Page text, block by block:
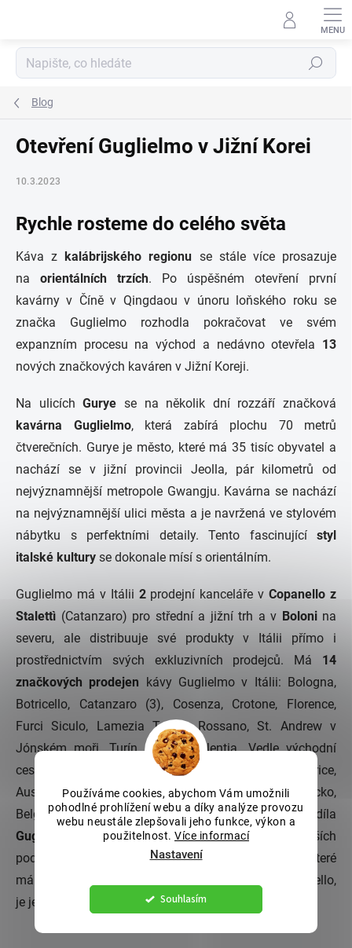
Používáme cookies, abychom Vám umožnili
pohodlné prohlížení webu a díky analýze provozu
webu neustále zlepšovali jeho funkce, výkon a
použitelnost. Více informací
Nastavení
Souhlasím
Hledat
Blog
Otevření Guglielmo v Jižní Korei
10.3.2023
Rychle rosteme do celého světa
Káva zkalábrijského regionu se stále více prosazuje
na orientálních trzích. Po úspěšném otevření první
kavárny v Číně v Qingdaou v únoru loňského roku se
značka Guglielmo rozhodla pokračovat ve svém
expanzním procesu na východ a nedávno otevřela 13
nových značkových kaváren v Jižní Koreji.
Na ulicíchGurye se na několik dní rozzáří značková
kavárna Guglielmo, která zabírá plochu 70 metrů
čtverečních. Gurye je město, které má 35 tisíc obyvatel a
nachází se v jižní provincii Jeolla, pár kilometrů od
nejvýznamnější metropole Gwangju. Kavárna se nachází
na nejvýznamnější ulici města a je navržená ve stylovém
nábytku s perfektními detaily. Tento fascinující styl
italské kultury se dokonale mísí s orientálním.
Guglielmo má v Itálii 2prodejní kanceláře vCopanello z
Stalettì (Catanzaro) pro střední a jižní trh a v Bolonina
severu, ale distribuuje své produkty v Itálii přímo i
prostřednictvím svých exkluzivních prodejců. Má 14
značkových prodejen kávy Guglielmo v Itálii: Bologna,
Botricello, Catanzaro (3), Cosenza, Crotone, Florence,
Furci Siculo, Lamezia Terme, Rossano, St. Andrew v
Jónském moři, Turín a Vibo Valentia. Vedle východní
cesty byla zahájena spolupráce v Severní Americe,
Austrálii a v zemích jako Anglie, Portugalsko, Německo,
Belgie a Švýcarsko. V roce 1943 podnikatel a tvůrce díla
Guglielmo
Papaleovybudoval dnes jednu z největších
podnikatelských skutečností na jihu Itálie. Pražení, které
má výhled na krásné pobřeží Jónského moře Copanello,
je jen pár kilometrů od Catanzaro.